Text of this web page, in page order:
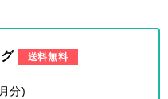
送料無料
分)